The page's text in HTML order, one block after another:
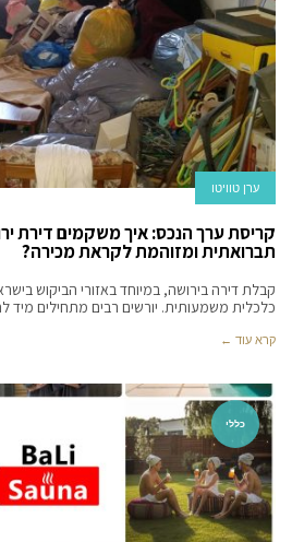
ערן טוויטו
קריסת ערך הנכס: איך משקמים דירת
תברואתית ומזוהמת לקראת מכירה?
קבלת דירה בירושה, במיוחד באזורי הביקוש
כלכלית משמעותית. יורשים רבים מתחילים
קרא עוד ←
כללי